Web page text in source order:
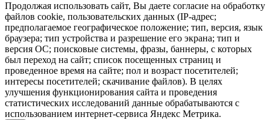
Продолжая использовать сайт, Вы даете согласие на обработку
файлов cookie, пользовательских данных (IP-адрес;
предполагаемое географическое положение; тип, версия, язык
браузера; тип устройства и разрешение его экрана; тип и
версия ОС; поисковые системы, фразы, баннеры, с которых
был переход на сайт; список посещенных страниц и
проведенное время на сайте; пол и возраст посетителей;
интересы посетителей; скачивание файлов). В целях
улучшения функционирования сайта и проведения
статистических исследований данные обрабатываются с
использованием интернет-сервиса Яндекс Метрика.